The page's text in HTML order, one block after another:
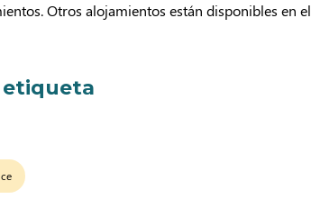
Otros alojamientos están disponibles en el
etiqueta